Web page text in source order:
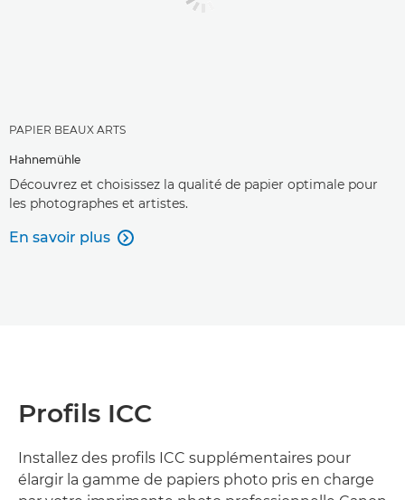
PAPIER BEAUX ARTS
Hahnemühle
Découvrez et choisissez la qualité de papier optimale pour
les photographes et artistes.
En savoir plus 
Profils ICC
Installez des profils ICC supplémentaires pour
élargir la gamme de papiers photo pris en charge